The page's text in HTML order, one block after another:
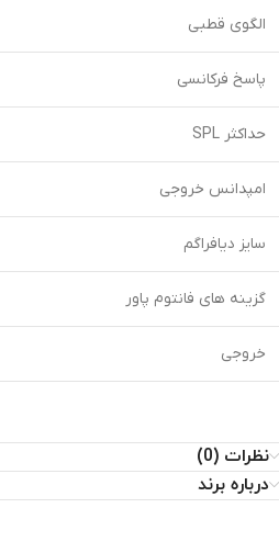
الگوی قطبی
پاسخ فرکانسی
حداکثر SPL
امپدانس خروجی
سایز دیافراگم
گزینه های فانتوم پاور
خروجی
نظرات (0)
درباره برند